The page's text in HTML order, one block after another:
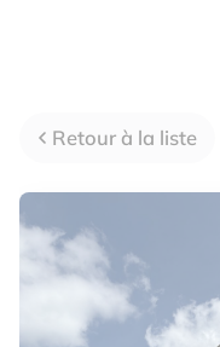
Retour à la liste